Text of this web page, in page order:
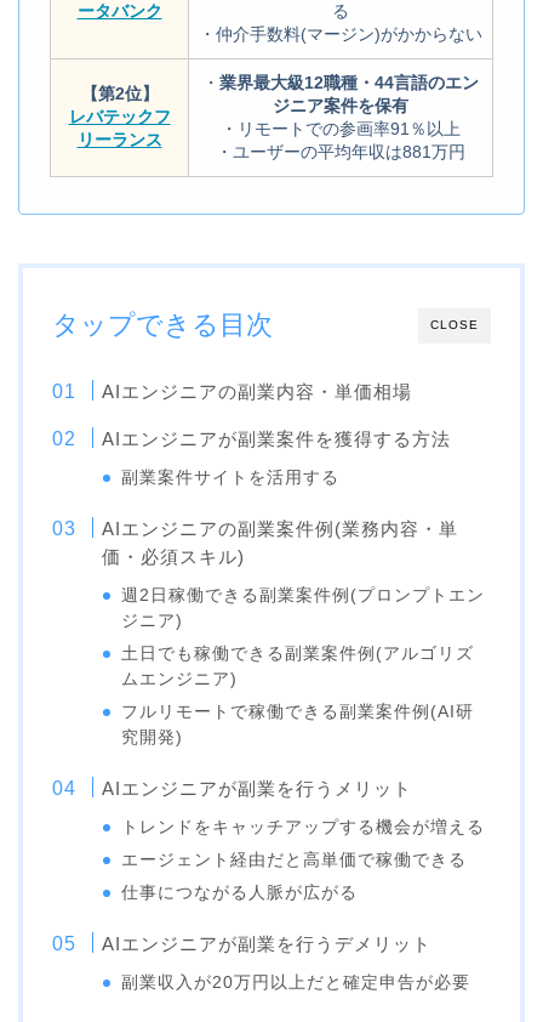
ータバンク
る
・仲介手数料(マージン)がかからない
【第2位】
レバテックフ
リーランス
・ 業界最大級12職種・44言語のエン
ジニア案件を保有
・リモートでの参画率91％以上
・ユーザーの平均年収は881万円
CLOSE
タップできる目次
AIエンジニアの副業内容・単価相場
AIエンジニアが副業案件を獲得する方法
副業案件サイトを活用する
AIエンジニアの副業案件例(業務内容・単
価・必須スキル)
週2日稼働できる副業案件例(プロンプトエン
ジニア)
土日でも稼働できる副業案件例(アルゴリズ
ムエンジニア)
フルリモートで稼働できる副業案件例(AI研
究開発)
AIエンジニアが副業を行うメリット
トレンドをキャッチアップする機会が増える
エージェント経由だと高単価で稼働できる
仕事につながる人脈が広がる
AIエンジニアが副業を行うデメリット
副業収入が20万円以上だと確定申告が必要